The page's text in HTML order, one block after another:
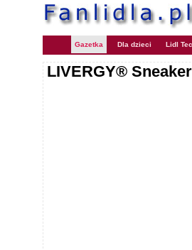
Gazetka Dla dzieci Lidl
LIVERGY®